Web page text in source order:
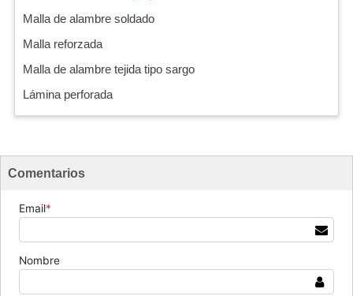
Malla de alambre soldado
Malla reforzada
Malla de alambre tejida tipo sargo
Lámina perforada
Comentarios